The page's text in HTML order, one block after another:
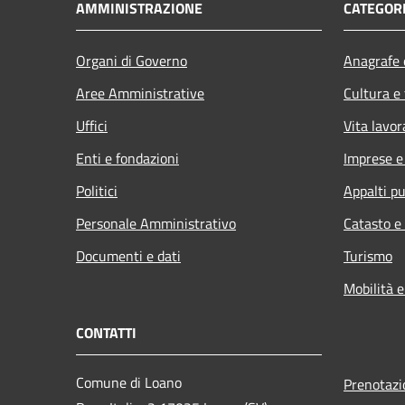
AMMINISTRAZIONE
Organi di Governo
Aree Amministrative
Uffici
Enti e fondazioni
Politici
Personale Amministrativo
Documenti e dati
Cultura
Vita
Imprese
Appalti
Catasto
Turismo
Mobilità
CONTATTI
Comune di Loano